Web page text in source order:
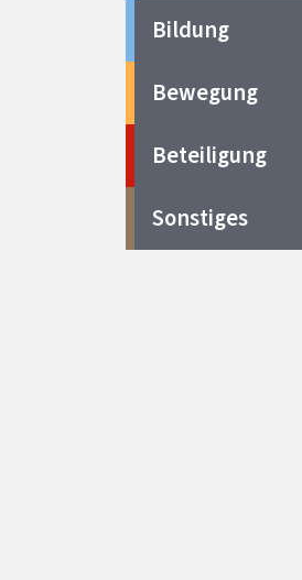
Bildung
Bewegung
Beteiligung
Sonstiges